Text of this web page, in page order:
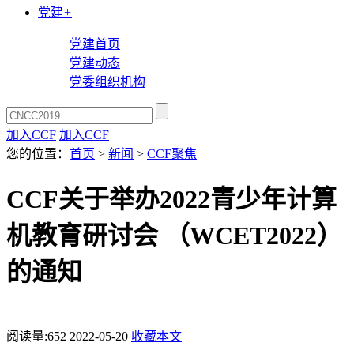
党建+
党建首页
党建动态
党委组织机构
加入CCF 加入CCF
您的位置： 首页 > 新闻 > CCF聚焦
CCF关于举办2022青少年计算
机教育研讨会 （WCET2022）
的通知
阅读量:652 2022-05-20 收藏本文